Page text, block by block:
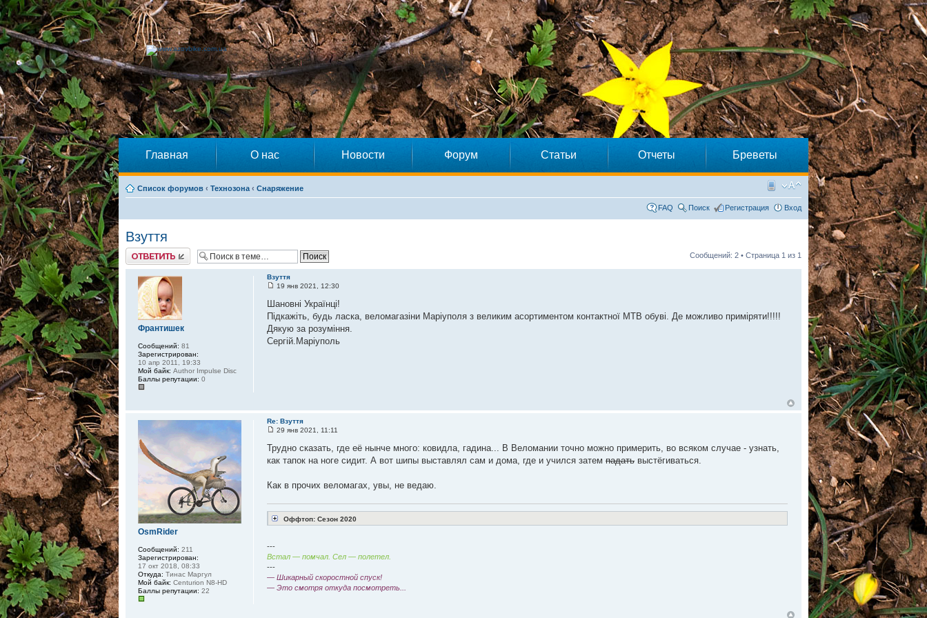
Главная О нас Новости Форум Статьи Отчеты Бреветы
Список форумов ‹ Технозона ‹ Снаряжение
FAQ Поиск Регистрация Вход
Взуття
Ответить Сообщений: 2 • Страница 1 из 1
Взуття
19 янв 2021, 12:30
Шановні Українці!
Підкажіть, будь ласка, веломагазіни Маріуполя з великим асортиментом контактної МТВ обуві. Де можливо приміряти!!!!!
Дякую за розуміння.
Сергій.Маріуполь
Франтишек
Сообщений: 81
Зарегистрирован:
10 апр 2011, 19:33
Мой байк: Author Impulse Disc
Баллы репутации: 0
Re: Взуття
29 янв 2021, 11:11
Трудно сказать, где её нынче много: ковидла, гадина... В Веломании точно можно примерить, во всяком случае - узнать,
как тапок на ноге сидит. А вот шипы выставлял сам и дома, где и учился затем падать выстёгиваться.
Как в прочих веломагах, увы, не ведаю.
Оффтоп: Сезон 2020
---
Встал — помчал. Сел — полетел.
---
— Шикарный скоростной спуск!
— Это смотря откуда посмотреть...
OsmRider
Сообщений: 211
Зарегистрирован:
17 окт 2018, 08:33
Откуда: Тинас Маргул
Мой байк: Centurion N8-HD
Баллы репутации: 22